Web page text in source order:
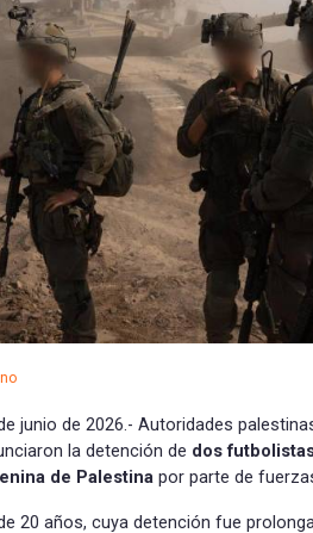
junio de 2026.- Autoridades
la detención de dos
de Palestina por parte de
20 años, cuya detención fue